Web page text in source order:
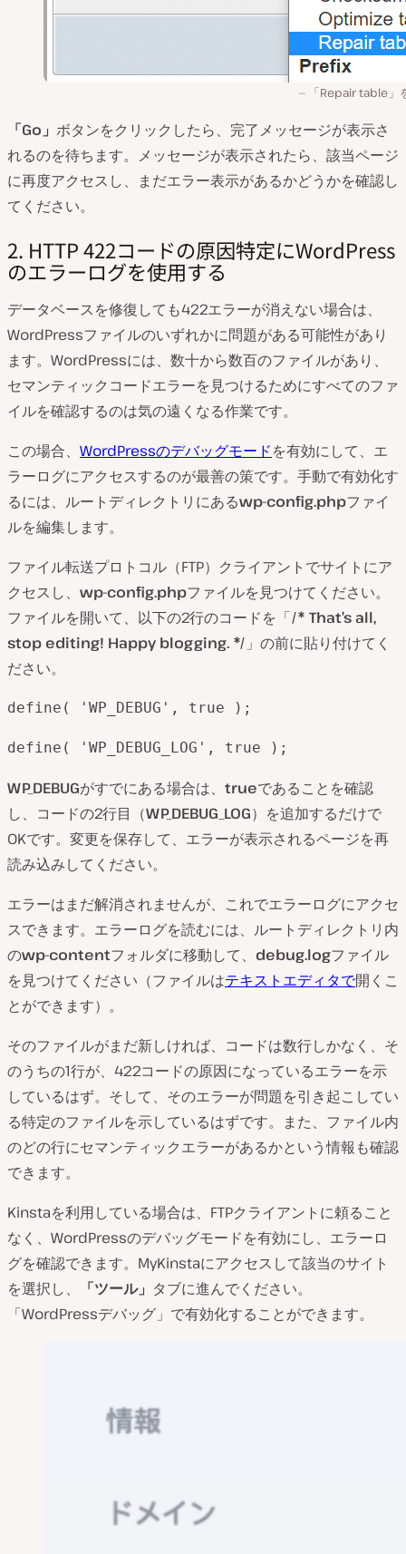
「Repair table」
「Go」 ボタンをクリックしたら、完了メッセージが表示さ
れるのを待ちます。メッセージが表示されたら、該当ページ
に再度アクセスし、まだエラー表示があるかどうかを確認し
てください。
2. HTTP 422コードの原因特定にWordPress
のエラーログを使用する
データベースを修復しても422エラーが消えない場合は、
WordPressファイルのいずれかに問題がある可能性があり
ます。WordPressには、数十から数百のファイルがあり、
セマンティックコードエラーを見つけるためにすべてのファ
イルを確認するのは気の遠くなる作業です。
この場合、 WordPressのデバッグモードを有効にして、エ
ラーログにアクセスするのが最善の策です。手動で有効化す
るには、ルートディレクトリにあるwp-config.phpファイ
ルを編集します。
ファイル転送プロトコル（FTP）クライアントでサイトにア
クセスし、 wp-config.phpファイルを見つけてください。
ファイルを開いて、以下の2行のコードを「/* That’s all,
stop editing! Happy blogging. */ 」の前に貼り付けてく
ださい。
define( 'WP_DEBUG', true );
define( 'WP_DEBUG_LOG', true );
WP_DEBUGがすでにある場合は、 trueであることを確認
し、コードの2行目（WP_DEBUG_LOG）を追加するだけで
OKです。変更を保存して、エラーが表示されるページを再
読み込みしてください。
エラーはまだ解消されませんが、これでエラーログにアクセ
スできます。エラーログを読むには、ルートディレクトリ内
のwp-contentフォルダに移動して、 debug.logファイル
を見つけてください（ファイルはテキストエディタで開くこ
とができます）。
そのファイルがまだ新しければ、コードは数行しかなく、そ
のうちの1行が、422コードの原因になっているエラーを示
しているはず。そして、そのエラーが問題を引き起こしてい
る特定のファイルを示しているはずです。また、ファイル内
のどの行にセマンティックエラーがあるかという情報も確認
できます。
Kinstaを利用している場合は、FTPクライアントに頼ること
なく、WordPressのデバッグモードを有効にし、エラーロ
グを確認できます。MyKinstaにアクセスして該当のサイト
を選択し、
「ツール」 タブに進んでください。
「WordPressデバッグ」で有効化することができます。